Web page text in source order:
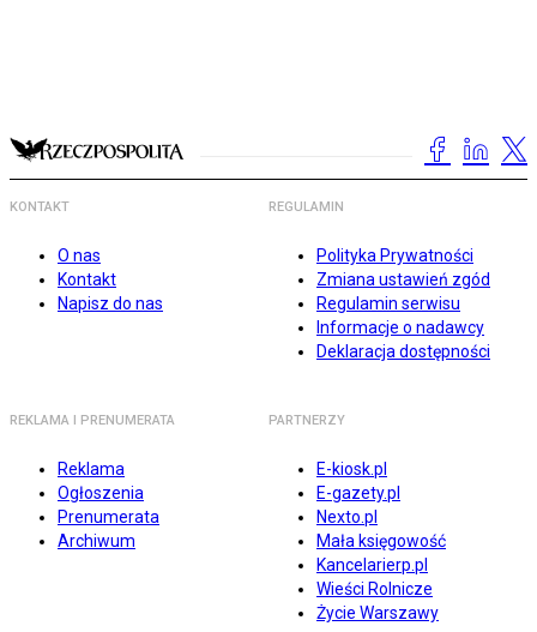
KONTAKT
O nas
Kontakt
Napisz do nas
REGULAMIN
Polityka Prywatności
Zmiana ustawień zgód
Regulamin serwisu
Informacje o nadawcy
Deklaracja dostępności
REKLAMA I PRENUMERATA
Reklama
Ogłoszenia
Prenumerata
Archiwum
PARTNERZY
E-kiosk.pl
E-gazety.pl
Nexto.pl
Mała księgowość
Kancelarierp.pl
Wieści Rolnicze
Życie Warszawy